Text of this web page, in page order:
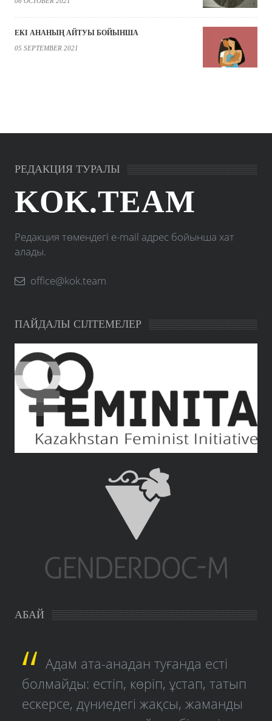
ЕКІ АНАНЫҢ АЙТУЫ БОЙЫНША
05 SEPTEMBER 2021
РЕДАКЦИЯ ТУРАЛЫ
KOK.TEAM
Редакция төмендегі e-mail адрес бойынша хат
алады.
office@kok.team
ПАЙДАЛЫ СІЛТЕМЕЛЕР
АБАЙ
Адам ата-анадан туғанда есті
болмайды: естіп, көріп, ұстап, татып
ескерсе, дүниедегі жақсы, жаманды